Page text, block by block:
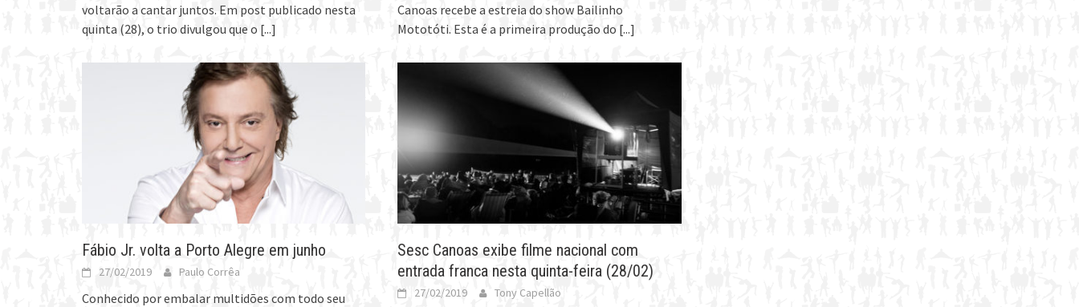
voltarão a cantar juntos. Em post publicado nesta
quinta (28), o trio divulgou que o [...]
Canoas recebe a estreia do show Bailinho
Mototóti. Esta é a primeira produção do [...]
Fábio Jr. volta a Porto Alegre em junho
27/02/2019 Paulo Corrêa
Conhecido por embalar multidões com todo seu
Sesc Canoas exibe filme nacional com
entrada franca nesta quinta-feira (28/02)
27/02/2019 Tony Capellão